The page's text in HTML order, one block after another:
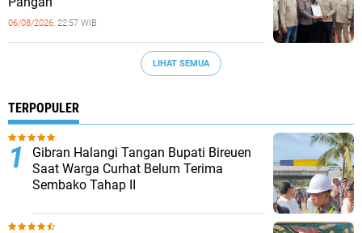
06/08/2026, 22:57 WIB
LIHAT SEMUA
TERPOPULER
Gibran Halangi Tangan Bupati Bireuen
Saat Warga Curhat Belum Terima
Sembako Tahap II